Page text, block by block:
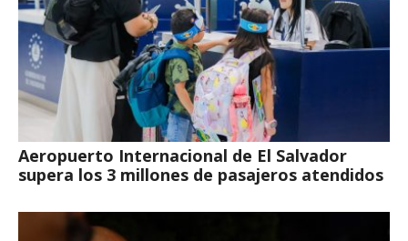
Aeropuerto Internacional de El Salvador
supera los 3 millones de pasajeros atendidos